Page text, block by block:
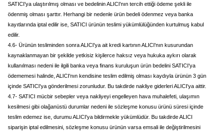
SATICI'ya ulaştırılmış olması ve bedelinin ALICI'nın tercih ettiği ödeme şekli ile
ödenmiş olması şarttır. Herhangi bir nedenle ürün bedeli ödenmez veya banka
kayıtlarında iptal edilir ise, SATICI ürünün teslimi yükümlülüğünden kurtulmuş kabul
edilir.
4.6- Ürünün tesliminden sonra ALICI'ya ait kredi kartının ALICI'nın kusurundan
kaynaklanmayan bir şekilde yetkisiz kişilerce haksız veya hukuka aykırı olarak
kullanılması nedeni ile ilgili banka veya finans kuruluşun ürün bedelini SATICI'ya
ödememesi halinde, ALICI'nın kendisine teslim edilmiş olması kaydıyla ürünün 3 gün
içinde SATICI'ya gönderilmesi zorunludur. Bu takdirde nakliye giderleri ALICI'ya aittir.
4.7- SATICI mücbir sebepler veya nakliyeyi engelleyen hava muhalefeti, ulaşımın
kesilmesi gibi olağanüstü durumlar nedeni ile sözleşme konusu ürünü süresi içinde
teslim edemez ise, durumu ALICI'ya bildirmekle yükümlüdür. Bu takdirde ALICI
siparişin iptal edilmesini, sözleşme konusu ürünün varsa emsali ile değiştirilmesini